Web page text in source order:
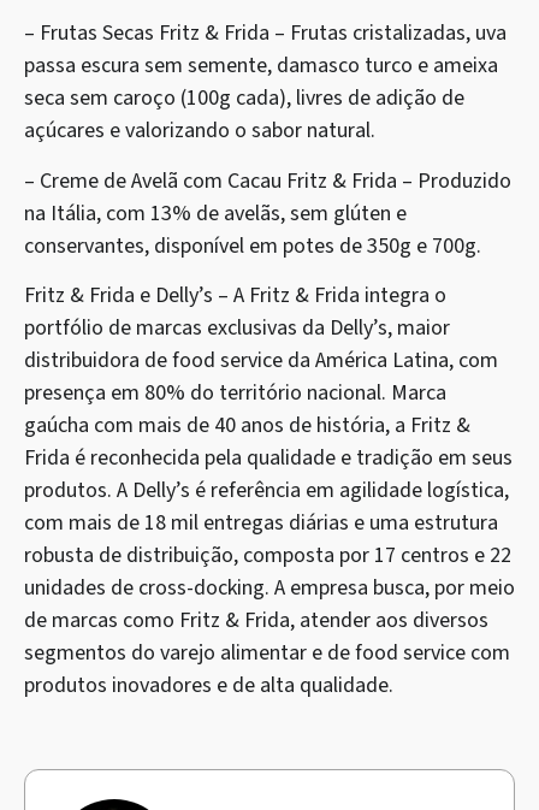
– Frutas Secas Fritz & Frida – Frutas cristalizadas, uva
passa escura sem semente, damasco turco e ameixa
seca sem caroço (100g cada), livres de adição de
açúcares e valorizando o sabor natural.
– Creme de Avelã com Cacau Fritz & Frida – Produzido
na Itália, com 13% de avelãs, sem glúten e
conservantes, disponível em potes de 350g e 700g.
Fritz & Frida e Delly’s – A Fritz & Frida integra o
portfólio de marcas exclusivas da Delly’s, maior
distribuidora de food service da América Latina, com
presença em 80% do território nacional. Marca
gaúcha com mais de 40 anos de história, a Fritz &
Frida é reconhecida pela qualidade e tradição em seus
produtos. A Delly’s é referência em agilidade logística,
com mais de 18 mil entregas diárias e uma estrutura
robusta de distribuição, composta por 17 centros e 22
unidades de cross-docking. A empresa busca, por meio
de marcas como Fritz & Frida, atender aos diversos
segmentos do varejo alimentar e de food service com
produtos inovadores e de alta qualidade.